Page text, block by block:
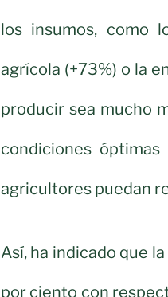
los insumos, como
agrícola (+73%) o la
producir sea mucho
condiciones
agricultores puedan
Así, ha indicado que
por ciento con